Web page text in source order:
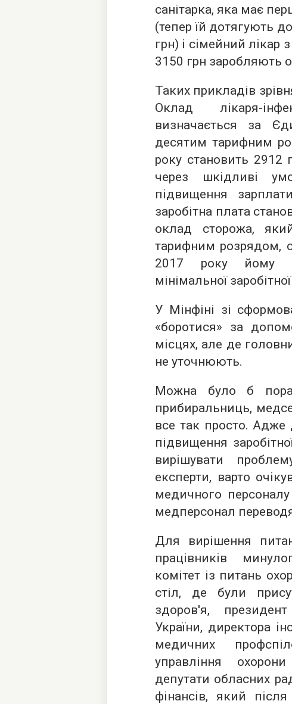
санітарка, яка має
(тепер їй дотягують
грн) і сімейний
3150 грн заробляють
Таких прикладів
Оклад лікаря-
визначається за
десятим тарифним
року становить 2912
через шкідливі
підвищення
заробітна плата
оклад сторожа,
тарифним розрядом,
2017 року йому
мінімальної
У Мінфіні зі
«боротися» за
місцях, але де
не уточнюють.
Можна було б
прибиральниць,
все так просто. Адже
підвищення
вирішувати
експерти, варто
медичного
медперсонал
Для вирішення
працівників
комітет із питань
стіл, де були
здоров'я,
України, директора
медичних
управління
депутати обласних
фінансів, який